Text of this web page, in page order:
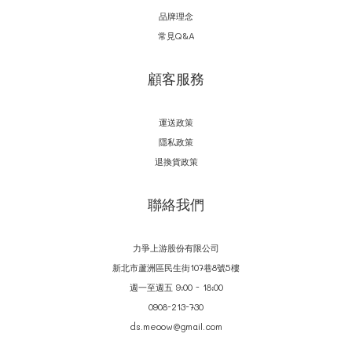
品牌理念
常見Q&A
顧客服務
運送政策
隱私政策
退換貨政策
聯絡我們
力爭上游股份有限公司
新北市蘆洲區民生街107巷8號5樓
週一至週五 9:00 - 18:00
0908-213-730
ds.meoow@gmail.com